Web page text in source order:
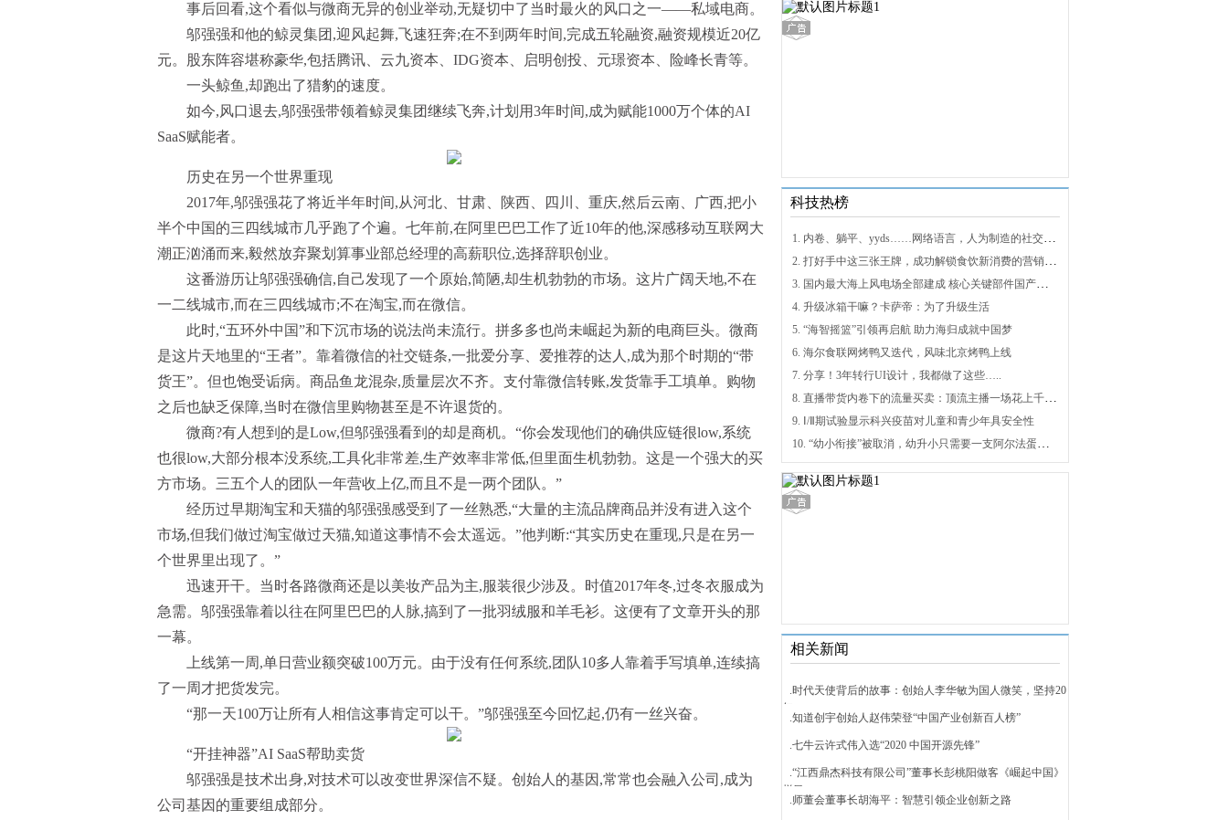
事后回看,这个看似与微商无异的创业举动,无疑切中了当时最火的风口之一——私域电商。
邬强强和他的鲸灵集团,迎风起舞,飞速狂奔;在不到两年时间,完成五轮融资,融资规模近20亿
元。股东阵容堪称豪华,包括腾讯、云九资本、IDG资本、启明创投、元璟资本、险峰长青等。
一头鲸鱼,却跑出了猎豹的速度。
如今,风口退去,邬强强带领着鲸灵集团继续飞奔,计划用3年时间,成为赋能1000万个体的AI
SaaS赋能者。
历史在另一个世界重现
2017年,邬强强花了将近半年时间,从河北、甘肃、陕西、四川、重庆,然后云南、广西,把小
半个中国的三四线城市几乎跑了个遍。七年前,在阿里巴巴工作了近10年的他,深感移动互联网大
潮正汹涌而来,毅然放弃聚划算事业部总经理的高薪职位,选择辞职创业。
这番游历让邬强强确信,自己发现了一个原始,简陋,却生机勃勃的市场。这片广阔天地,不在
一二线城市,而在三四线城市;不在淘宝,而在微信。
此时,“五环外中国”和下沉市场的说法尚未流行。拼多多也尚未崛起为新的电商巨头。微商
是这片天地里的“王者”。靠着微信的社交链条,一批爱分享、爱推荐的达人,成为那个时期的“带
货王”。但也饱受诟病。商品鱼龙混杂,质量层次不齐。支付靠微信转账,发货靠手工填单。购物
之后也缺乏保障,当时在微信里购物甚至是不许退货的。
微商?有人想到的是Low,但邬强强看到的却是商机。“你会发现他们的确供应链很low,系统
也很low,大部分根本没系统,工具化非常差,生产效率非常低,但里面生机勃勃。这是一个强大的买
方市场。三五个人的团队一年营收上亿,而且不是一两个团队。”
经历过早期淘宝和天猫的邬强强感受到了一丝熟悉,“大量的主流品牌商品并没有进入这个
市场,但我们做过淘宝做过天猫,知道这事情不会太遥远。”他判断:“其实历史在重现,只是在另一
个世界里出现了。”
迅速开干。当时各路微商还是以美妆产品为主,服装很少涉及。时值2017年冬,过冬衣服成为
急需。邬强强靠着以往在阿里巴巴的人脉,搞到了一批羽绒服和羊毛衫。这便有了文章开头的那
一幕。
上线第一周,单日营业额突破100万元。由于没有任何系统,团队10多人靠着手写填单,连续搞
了一周才把货发完。
“那一天100万让所有人相信这事肯定可以干。”邬强强至今回忆起,仍有一丝兴奋。
“开挂神器”AI SaaS帮助卖货
邬强强是技术出身,对技术可以改变世界深信不疑。创始人的基因,常常也会融入公司,成为
公司基因的重要组成部分。
科技热榜
1. 内卷、躺平、yyds……网络语言，人为制造的社交屏障？
2. 打好手中这三张王牌，成功解锁食饮新消费的营销密码
3. 国内最大海上风电场全部建成 核心关键部件国产化攻关未来可期
4. 升级冰箱干嘛？卡萨帝：为了升级生活
5. “海智摇篮”引领再启航 助力海归成就中国梦
6. 海尔食联网烤鸭又迭代，风味北京烤鸭上线
7. 分享！3年转行UI设计，我都做了这些…..
8. 直播带货内卷下的流量买卖：顶流主播一场花上千万元，红利消退焦虑暴增
9. Ⅰ/Ⅱ期试验显示科兴疫苗对儿童和青少年具安全性
10. “幼小衔接”被取消，幼升小只需要一支阿尔法蛋词典笔
相关新闻
.时代天使背后的故事：创始人李华敏为国人微笑，坚持20
年
.知道创宇创始人赵伟荣登“中国产业创新百人榜”
.七牛云许式伟入选“2020 中国开源先锋”
.“江西鼎杰科技有限公司”董事长彭桃阳做客《崛起中国》
栏目
.师董会董事长胡海平：智慧引领企业创新之路